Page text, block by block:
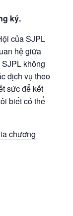
ký.
của SJPL
hệ giữa
không
dịch vụ theo
sức để kết
biết có thể
chương